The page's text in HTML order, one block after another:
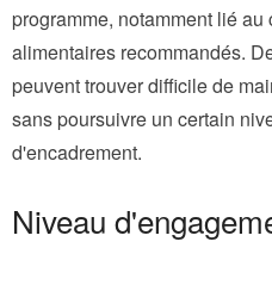
programme, notamment lié
alimentaires recommandés.
peuvent trouver difficile de
sans poursuivre un certain
d'encadrement.
Niveau